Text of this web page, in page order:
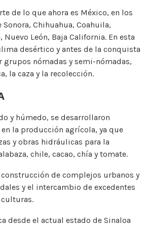
de lo que ahora es México, en los
Chihuahua, Coahuila,
Nuevo León, Baja California. En esta
desértico y antes de la conquista
grupos nómadas y semi-nómadas,
la caza y la recolección.
y húmedo, se desarrollaron
la producción agrícola, ya que
y obras hidráulicas para la
chile, cacao, chía y tomate.
de complejos urbanos y
y el intercambio de excedentes
desde el actual estado de Sinaloa